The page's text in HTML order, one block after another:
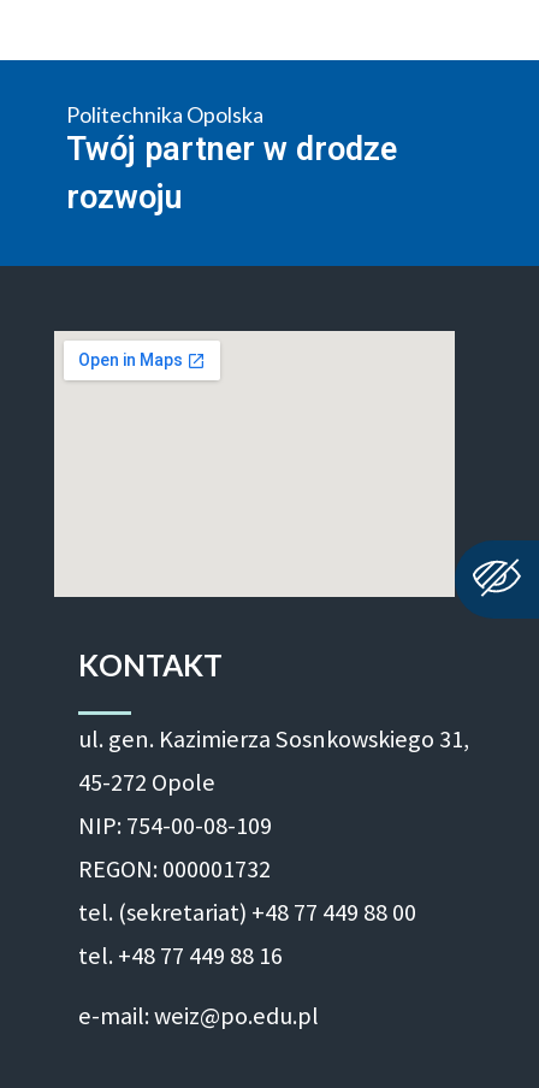
Politechnika Opolska
Twój partner w drodze
rozwoju
KONTAKT
ul. gen. Kazimierza Sosnkowskiego 31,
45-272 Opole
NIP: 754-00-08-109
REGON: 000001732
tel. (sekretariat) +48 77 449 88 00
tel. +48 77 449 88 16
e-mail: weiz@po.edu.pl